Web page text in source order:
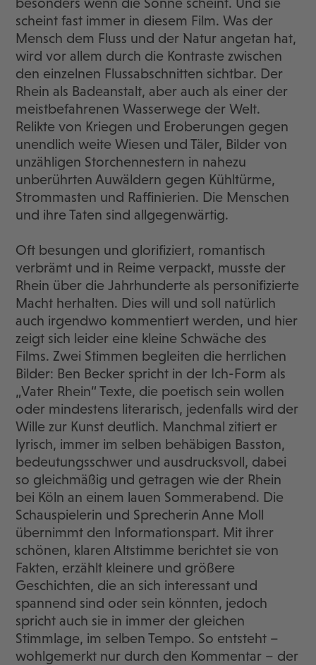
scheint fast immer in diesem Film. Was der
Mensch dem Fluss und der Natur angetan hat,
wird vor allem durch die Kontraste zwischen
den einzelnen Flussabschnitten sichtbar. Der
Rhein als Badeanstalt, aber auch als einer der
meistbefahrenen Wasserwege der Welt.
Relikte von Kriegen und Eroberungen gegen
unendlich weite Wiesen und Täler, Bilder von
unzähligen Storchennestern in nahezu
unberührten Auwäldern gegen Kühltürme,
Strommasten und Raffinierien. Die Menschen
und ihre Taten sind allgegenwärtig.
Oft besungen und glorifiziert, romantisch
verbrämt und in Reime verpackt, musste der
Rhein über die Jahrhunderte als personifizierte
Macht herhalten. Dies will und soll natürlich
auch irgendwo kommentiert werden, und hier
zeigt sich leider eine kleine Schwäche des
Films. Zwei Stimmen begleiten die herrlichen
Bilder: Ben Becker spricht in der Ich-Form als
„Vater Rhein“ Texte, die poetisch sein wollen
oder mindestens literarisch, jedenfalls wird der
Wille zur Kunst deutlich. Manchmal zitiert er
lyrisch, immer im selben behäbigen Basston,
bedeutungsschwer und ausdrucksvoll, dabei
so gleichmäßig und getragen wie der Rhein
bei Köln an einem lauen Sommerabend. Die
Schauspielerin und Sprecherin Anne Moll
übernimmt den Informationspart. Mit ihrer
schönen, klaren Altstimme berichtet sie von
Fakten, erzählt kleinere und größere
Geschichten, die an sich interessant und
spannend sind oder sein könnten, jedoch
spricht auch sie in immer der gleichen
Stimmlage, im selben Tempo. So entsteht –
wohlgemerkt nur durch den Kommentar – der